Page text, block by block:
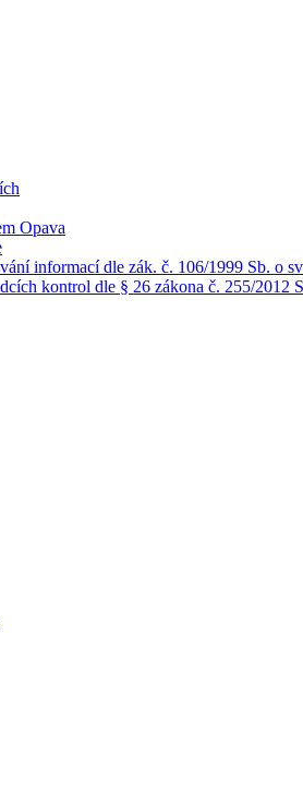
Opava
informací dle zák. č. 106/1999 Sb. o
kontrol dle § 26 zákona č. 255/2012